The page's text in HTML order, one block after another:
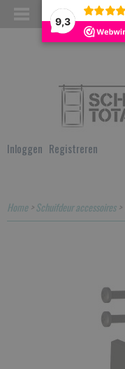
9,3
Inloggen Registreren
Home>Schuifdeur accessoires>